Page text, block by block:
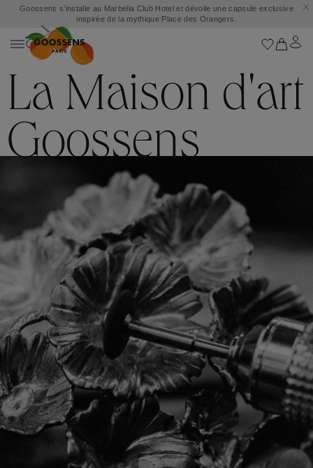
Goossens s’installe au Marbella Club Hotel et dévoile une capsule exclusive
inspirée de la mythique Place des Orangers.
La Maison d'art
Goossens